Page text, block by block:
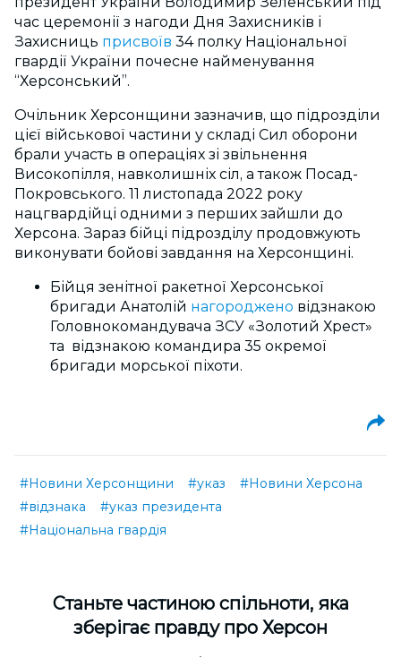
час церемонії з нагоди Дня Захисників і
Захисниць присвоїв 34 полку Національної
гвардії України почесне найменування
“Херсонський”.
Очільник Херсонщини зазначив, що підрозділи
цієї військової частини у складі Сил оборони
брали участь в операціях зі звільнення
Високопілля, навколишніх сіл, а також Посад-
Покровського. 11 листопада 2022 року
нацгвардійці одними з перших зайшли до
Херсона. Зараз бійці підрозділу продовжують
виконувати бойові завдання на Херсонщині.
Бійця зенітної ракетної Херсонської
бригади Анатолій нагороджено відзнакою
Головнокомандувача ЗСУ «Золотий Хрест»
та відзнакою командира 35 окремої
бригади морської піхоти.
#Новини Херсонщини #указ
#Новини Херсона
#відзнака
#указ президента
#Національна гвардія
Cтаньте частиною спільноти, яка
зберігає правду про Херсон